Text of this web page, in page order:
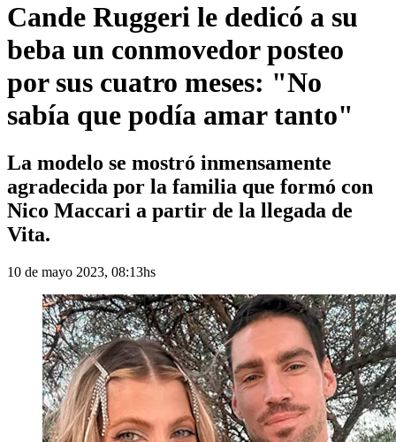
Cande Ruggeri le dedicó a su
beba un conmovedor posteo
por sus cuatro meses: "No
sabía que podía amar tanto"
La modelo se mostró inmensamente
agradecida por la familia que formó con
Nico Maccari a partir de la llegada de
Vita.
10 de mayo 2023, 08:13hs